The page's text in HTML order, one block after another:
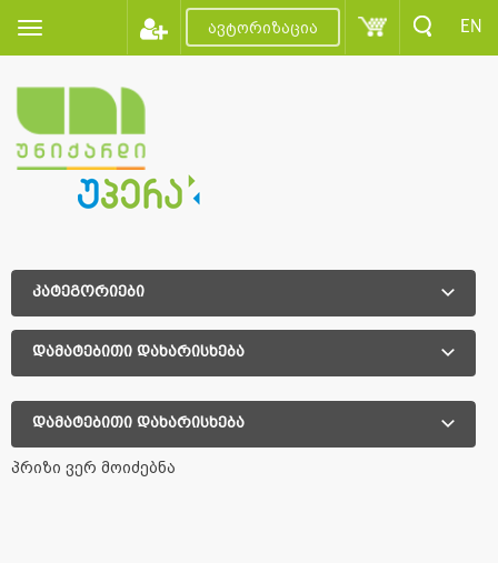
ავტორიზაცია EN
კატეგორიები
დამატებითი დახარისხება
დამატებითი დახარისხება
პრიზი ვერ მოიძებნა